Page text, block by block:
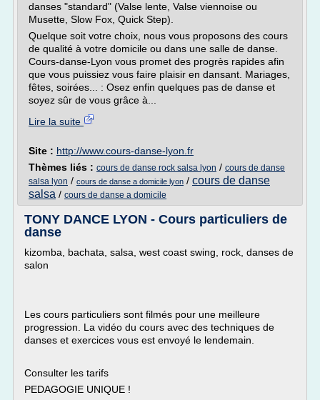
danses "standard" (Valse lente, Valse viennoise ou
Musette, Slow Fox, Quick Step).
Quelque soit votre choix, nous vous proposons des cours
de qualité à votre domicile ou dans une salle de danse.
Cours-danse-Lyon vous promet des progrès rapides afin
que vous puissiez vous faire plaisir en dansant. Mariages,
fêtes, soirées... : Osez enfin quelques pas de danse et
soyez sûr de vous grâce à...
Lire la suite
Site : http://www.cours-danse-lyon.fr
Thèmes liés : cours de danse rock salsa lyon / cours de danse
salsa lyon / cours de danse a domicile lyon / cours de danse
salsa / cours de danse a domicile
TONY DANCE LYON - Cours particuliers de
danse
kizomba, bachata, salsa, west coast swing, rock, danses de
salon
Les cours particuliers sont filmés pour une meilleure
progression. La vidéo du cours avec des techniques de
danses et exercices vous est envoyé le lendemain.
Consulter les tarifs
PEDAGOGIE UNIQUE !